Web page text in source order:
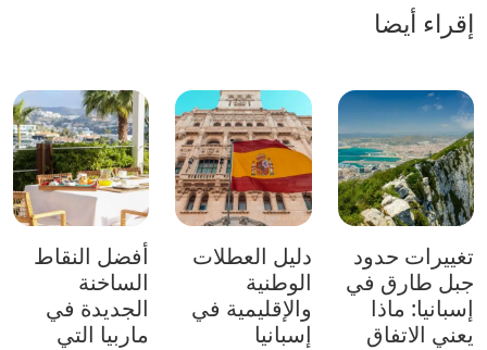
إقراء أيضا
تغييرات حدود
جبل طارق في
إسبانيا: ماذا
يعني الاتفاق
دليل العطلات
الوطنية
والإقليمية في
إسبانيا
أفضل النقاط
الساخنة
الجديدة في
ماربيا التي